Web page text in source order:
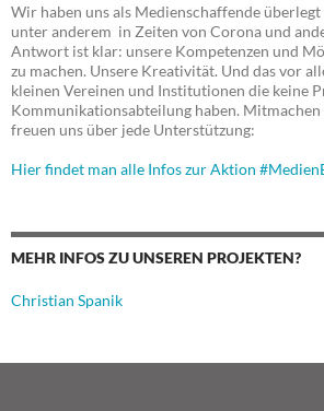
Wir haben uns als Medienschaffende
unter anderem in Zeiten von Corona und
Antwort ist klar: unsere Kompetenzen und
zu machen. Unsere Kreativität. Und das vor
kleinen Vereinen und Institutionen die keine
Kommunikationsabteilung haben.
freuen uns über jede Unterstützung:
Hier findet man alle Infos zur Aktion
MEHR INFOS ZU UNSEREN PROJEKTEN?
Christian Spanik